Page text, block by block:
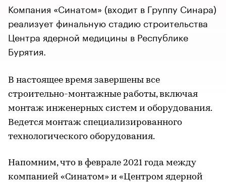
Компания «Синатом» (входит в Группу Синара)
реализует финальную стадию строительства
Центра ядерной медицины в Республике
Бурятия.
В настоящее время завершены все
строительно-монтажные работы, включая
монтаж инженерных систем и оборудования.
Ведется монтаж специализированного
технологического оборудования.
Напомним, что в феврале 2021 года между
компанией «Синатом» и «Центром ядерной